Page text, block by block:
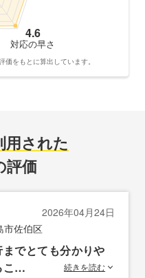
4.6
対応の早さ
をもとに算出しています。
用された
評価
2026年04月24日
市佐伯区
でとても分かりや
こ…
続きを読む